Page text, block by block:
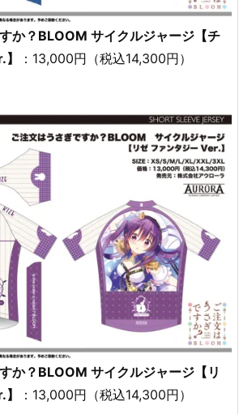
か？BLOOM サイクルジャージ【チ
：13,000円（税込14,300円）
か？BLOOM サイクルジャージ【リ
：13,000円（税込14,300円）